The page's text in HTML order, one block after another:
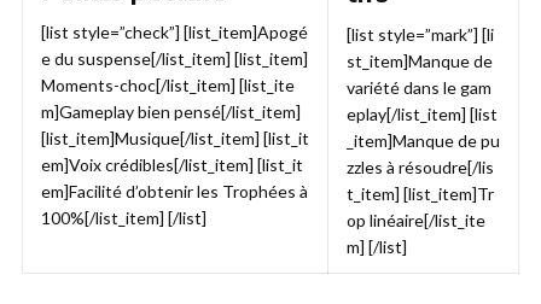
[list style=”check”] [list_item]Apogé
e du suspense[/list_item] [list_item]
Moments-choc[/list_item] [list_ite
m]Gameplay bien pensé[/list_item]
[list_item]Musique[/list_item] [list_it
em]Voix crédibles[/list_item] [list_it
em]Facilité d’obtenir les Trophées à
100%[/list_item] [/list]
[list style=”mark”] [li
st_item]Manque de
variété dans le gam
eplay[/list_item] [list
_item]Manque de pu
zzles à résoudre[/lis
t_item] [list_item]Tr
op linéaire[/list_ite
m] [/list]